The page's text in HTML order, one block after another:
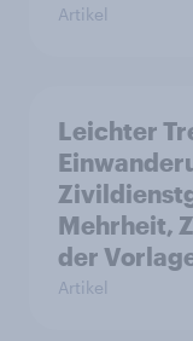
Artikel
Leichter
Mehrheit,
der
Artikel